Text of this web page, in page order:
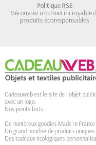
Politique RSE
Découvrez un choix incroyable
produits écoresponsables
Cadeauweb est le site de l'objet
avec un logo.
Nos points forts :
De nombreux goodies Made in France
Un grand nombre de produits
Des cadeaux écologiques